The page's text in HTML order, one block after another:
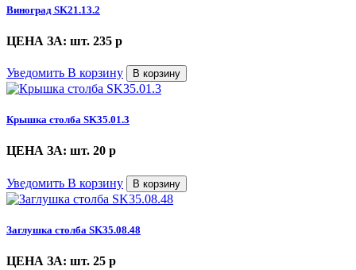
Виноград SK21.13.2
ЦЕНА ЗА: шт. 235 p
Уведомить В корзину В корзину
Крышка столба SK35.01.3
ЦЕНА ЗА: шт. 20 p
Уведомить В корзину В корзину
Заглушка столба SK35.08.48
ЦЕНА ЗА: шт. 25 p